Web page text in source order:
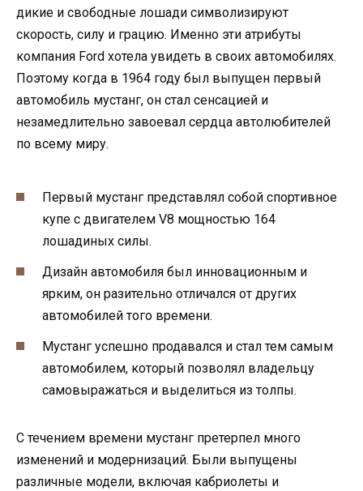
дикие и свободные лошади символизируют
скорость, силу и грацию. Именно эти атрибуты
компания Ford хотела увидеть в своих автомобилях.
Поэтому когда в 1964 году был выпущен первый
автомобиль мустанг, он стал сенсацией и
незамедлительно завоевал сердца автолюбителей
по всему миру.
Первый мустанг представлял собой спортивное
купе с двигателем V8 мощностью 164
лошадиных силы.
Дизайн автомобиля был инновационным и
ярким, он разительно отличался от других
автомобилей того времени.
Мустанг успешно продавался и стал тем самым
автомобилем, который позволял владельцу
самовыражаться и выделиться из толпы.
С течением времени мустанг претерпел много
изменений и модернизаций. Были выпущены
различные модели, включая кабриолеты и